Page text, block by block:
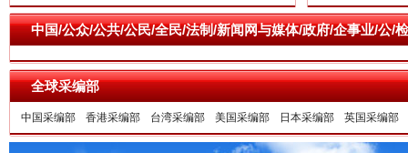
雄关漫道展新颜 “
中国/公众/公共/公民/全民/法制/新闻网与媒体/政府/企事业/公/
全球采编部
中国采编部 香港采编部 台湾采编部 美国采编部 日本采编部 英国采编部